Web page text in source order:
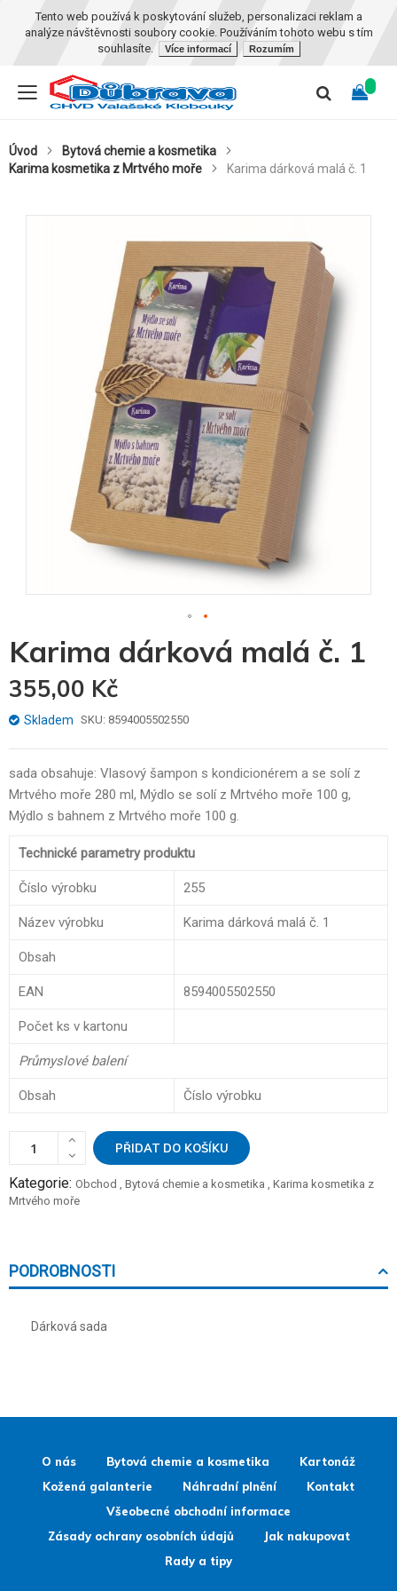
Tento web používá k poskytování služeb, personalizaci reklam a
analýze návštěvnosti soubory cookie. Používáním tohoto webu s tím
souhlasíte.
Více informací Rozumím
Úvod
Bytová chemie a kosmetika
Karima kosmetika z Mrtvého moře
Karima dárková malá č. 1
Karima dárková malá č. 1
355,00 Kč
Skladem SKU 8594005502550
sada obsahuje: Vlasový šampon s kondicionérem a se solí z
Mrtvého moře 280 ml, Mýdlo se solí z Mrtvého moře 100 g,
Mýdlo s bahnem z Mrtvého moře 100 g.
Technické parametry produktu
Číslo výrobku 255
Název výrobku Karima dárková malá č. 1
Obsah
EAN 8594005502550
Počet ks v kartonu
Průmyslové balení
Obsah Číslo výrobku
PŘIDAT DO KOŠÍKU
Kategorie: Obchod , Bytová chemie a kosmetika , Karima kosmetika z
Mrtvého moře
to
beginning
of
the
gallery
PODROBNOSTI
Dárková sada
O nás Bytová chemie a kosmetika
Kartonáž
Kožená galanterie
Náhradní plnění
Kontakt
Všeobecné obchodní informace
Zásady ochrany osobních údajů
Jak nakupovat
Rady a tipy